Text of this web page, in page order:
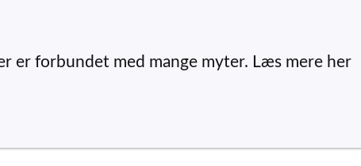
er forbundet med mange myter. Læs mere her